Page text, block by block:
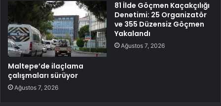
Maltepe’de ilaçlama
çalışmaları sürüyor
Ağustos 7, 2026
81 İlde Göçmen Kaçakçılığı
Denetimi: 25 Organizatör
ve 355 Düzensiz Göçmen
Yakalandı
Ağustos 7, 2026